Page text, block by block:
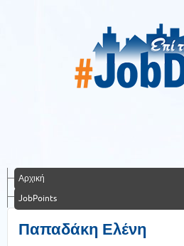
Αρχική
JobPoints
Παπαδάκη Ελένη